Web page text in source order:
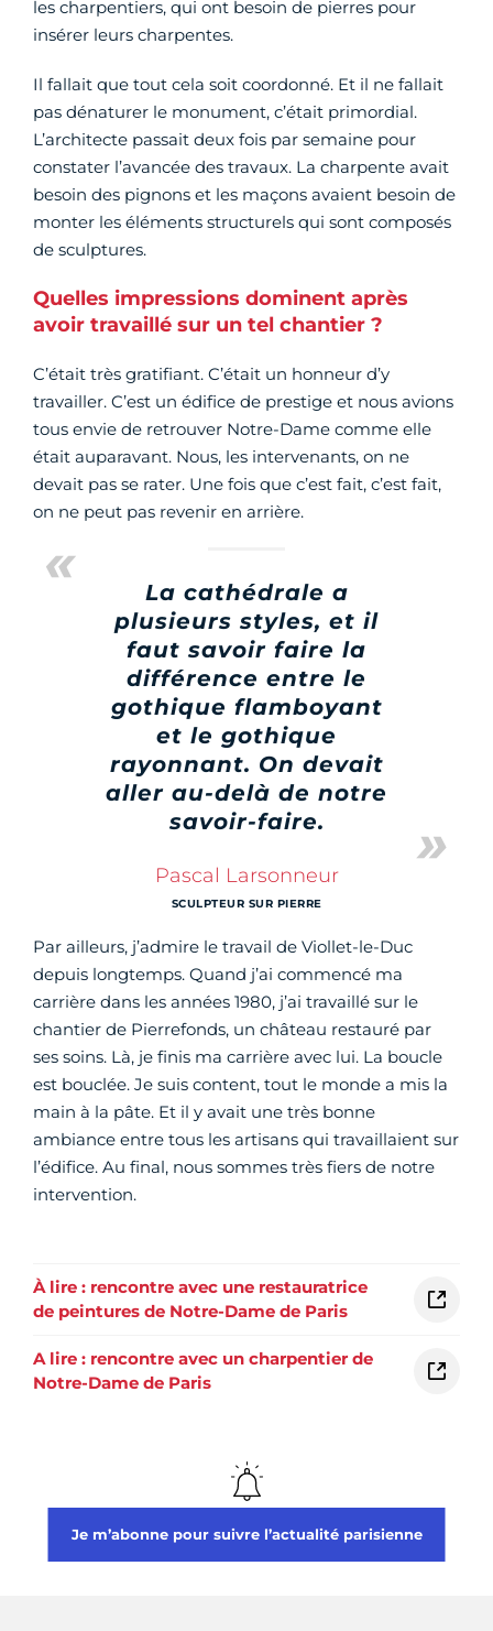
les charpentiers, qui ont besoin de pierres pour
insérer leurs charpentes.
Il fallait que tout cela soit coordonné. Et il ne fallait
pas dénaturer le monument, c’était primordial.
L’architecte passait deux fois par semaine pour
constater l’avancée des travaux. La charpente avait
besoin des pignons et les maçons avaient besoin de
monter les éléments structurels qui sont composés
de sculptures.
Quelles impressions dominent après
avoir travaillé sur un tel chantier ?
C’était très gratifiant. C’était un honneur d’y
travailler. C’est un édifice de prestige et nous avions
tous envie de retrouver Notre-Dame comme elle
était auparavant. Nous, les intervenants, on ne
devait pas se rater. Une fois que c’est fait, c’est fait,
on ne peut pas revenir en arrière.
La cathédrale a
plusieurs styles, et il
faut savoir faire la
différence entre le
gothique flamboyant
et le gothique
rayonnant. On devait
aller au-delà de notre
savoir-faire.
Pascal Larsonneur
SCULPTEUR SUR PIERRE
Par ailleurs, j’admire le travail de Viollet-le-Duc
depuis longtemps. Quand j’ai commencé ma
carrière dans les années 1980, j’ai travaillé sur le
chantier de Pierrefonds, un château restauré par
ses soins. Là, je finis ma carrière avec lui. La boucle
est bouclée. Je suis content, tout le monde a mis la
main à la pâte. Et il y avait une très bonne
ambiance entre tous les artisans qui travaillaient sur
l’édifice. Au final, nous sommes très fiers de notre
intervention.
À lire : rencontre avec une restauratrice
de peintures de Notre-Dame de Paris
A lire : rencontre avec un charpentier de
Notre-Dame de Paris
Je m’abonne pour suivre l’actualité parisienne